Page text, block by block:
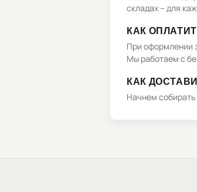
складах – для
КАК
При оформлении
Мы работаем с
КАК
Начнем собирать